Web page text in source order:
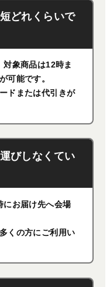
どれくらいで
象商品は12時ま
可能です。
ドまたは代引きが
びしなくてい
にお届け先へ会場
くの方にご利用い